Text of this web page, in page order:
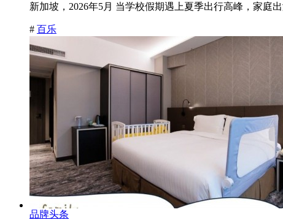
新加坡，2026年5月 当学校假期遇上夏季出行高峰，家庭
# 百乐
品牌头条